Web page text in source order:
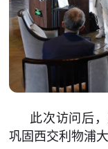
此次访问后
巩固西交利物浦